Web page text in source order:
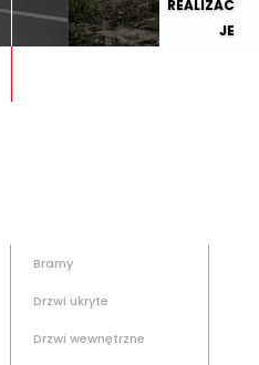
REALIZAC
JE
Bramy
Drzwi ukryte
Drzwi wewnętrzne